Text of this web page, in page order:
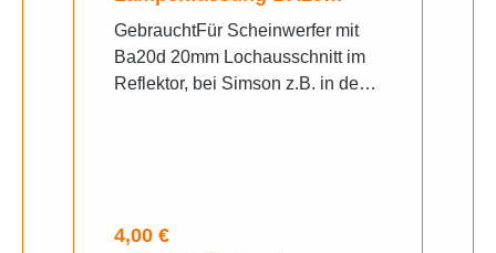
Biluxlampe
GebrauchtFür Scheinwerfer mit
Ba20d 20mm Lochausschnitt im
Reflektor, bei Simson z.B. in den
Fotos zu, schreiben sie uns auf
Regulärer Preis:
4,00 €